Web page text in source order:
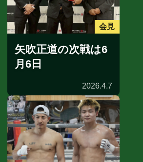
会見
矢吹正道の次戦は6
月6日
2026.4.7